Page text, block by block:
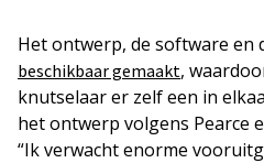
Het ontwerp, de software en
beschikbaar gemaakt,
knutselaar er zelf een in
het ontwerp volgens Pearce
“Ik verwacht enorme